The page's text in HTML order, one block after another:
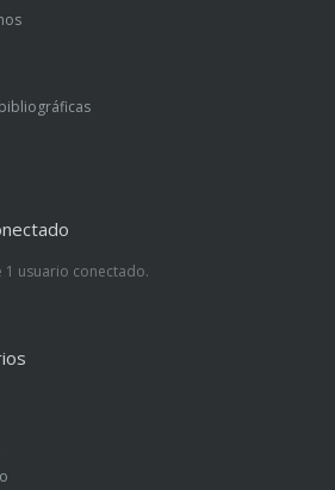
1 usuario conectado.